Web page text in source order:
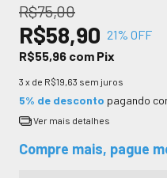
R$75,00
R$58,90 21% OFF
R$55,96 com Pix
3 x de R$19,63 sem juros
5% de desconto pagando
Ver mais detalhes
Compre mais, pague